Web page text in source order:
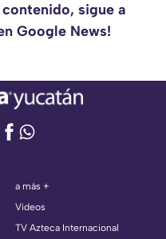
sigue a
Google News!
a más +
Videos
TV Azteca Internacional